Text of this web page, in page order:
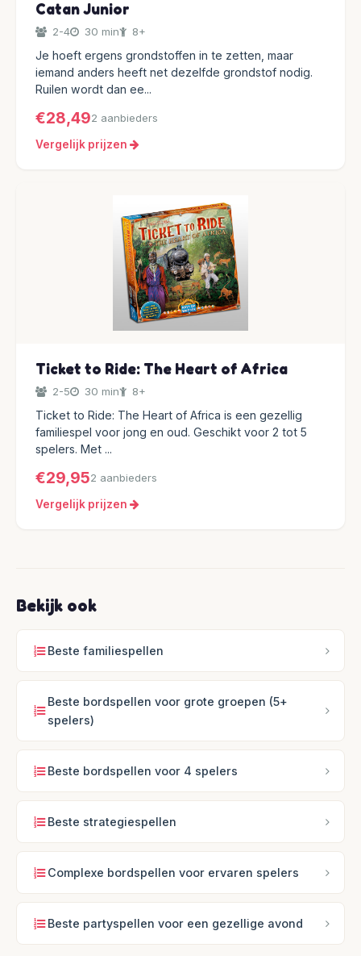
Catan Junior
2-4 30 min 8+
Je hoeft ergens grondstoffen in te zetten, maar
iemand anders heeft net dezelfde grondstof nodig.
Ruilen wordt dan ee...
€28,492 aanbieders
Vergelijk prijzen
Ticket to Ride: The Heart of Africa
2-5 30 min 8+
Ticket to Ride: The Heart of Africa is een gezellig
familiespel voor jong en oud. Geschikt voor 2 tot 5
spelers. Met ...
€29,952 aanbieders
Vergelijk prijzen
Bekijk ook
Beste familiespellen
Beste bordspellen voor grote groepen (5+
spelers)
Beste bordspellen voor 4 spelers
Beste strategiespellen
Complexe bordspellen voor ervaren spelers
Beste partyspellen voor een gezellige avond